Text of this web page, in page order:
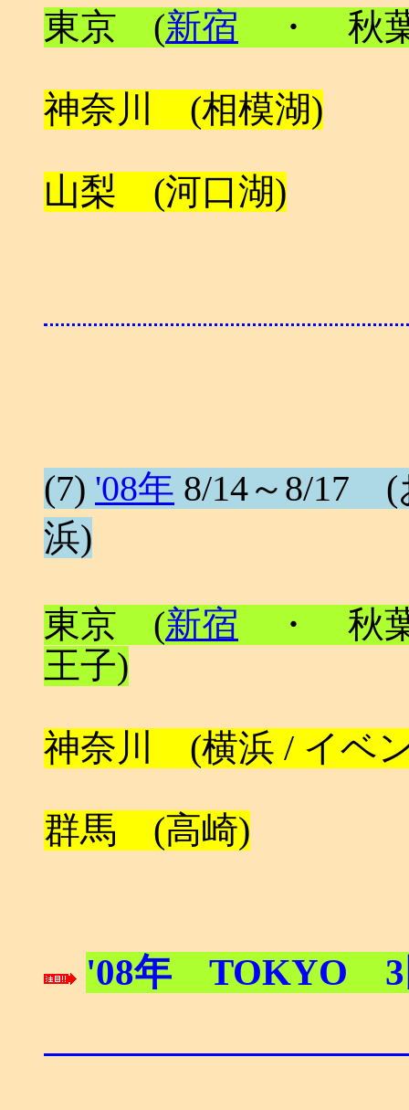
東京 (新宿 ・ 秋
神奈川 (相模湖)
山梨 (河口湖)
(7) '08年 8/14～8/17 (
浜)
東京 (新宿 ・ 秋
王子)
神奈川 (横浜 / イベ
群馬 (高崎)
'08年 TOKYO 3